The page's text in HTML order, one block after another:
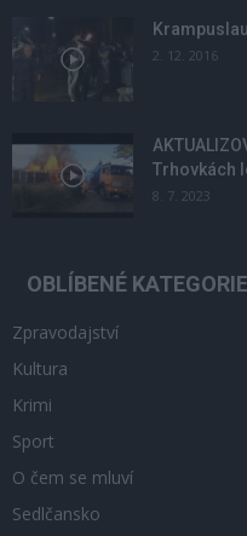
2. 12. 2016
Trhovkách
8. 7. 2023
OBLÍBENÉ KATEGORIE
Zpravodajství
Kultura
Krimi
Sport
O čem se mluví
Sedlčansko